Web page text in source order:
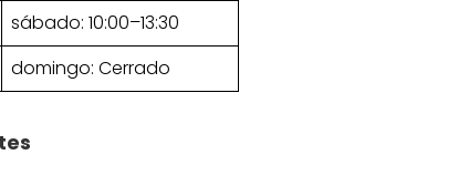
sábado: 10:00–13:30
domingo: Cerrado